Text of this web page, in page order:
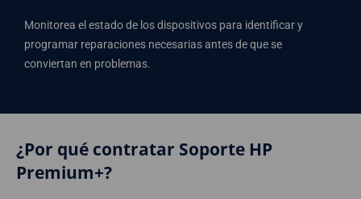
Monitorea el estado de los dispositivos para identificar y
programar reparaciones necesarias antes de que se
conviertan en problemas.
¿Por qué contratar Soporte HP
Premium+?